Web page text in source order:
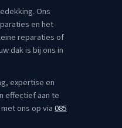
Ons
en het
reparaties of
dak is bij ons in
expertise en
effectief aan te
ons op via085